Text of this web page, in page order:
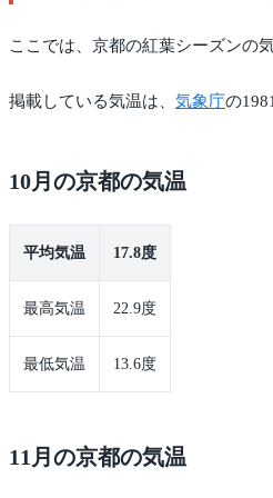
ここでは、京都の紅葉シーズンの
掲載している気温は、 気象庁の
10月の京都の気温
平均気温 17.8度
最高気温 22.9度
最低気温 13.6度
11月の京都の気温